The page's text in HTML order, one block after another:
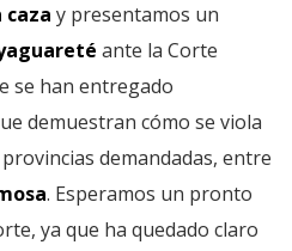
caza y presentamos un
ante la Corte
se han entregado
demuestran cómo se viola
demandadas, entre
. Esperamos un pronto
ya que ha quedado claro